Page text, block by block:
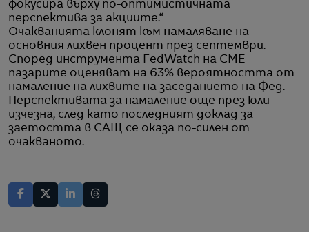
фокусира върху по-оптимистичната
перспектива за акциите.“
Очакванията клонят към намаляване на
основния лихвен процент през септември.
Според инструмента FedWatch на CME
пазарите оценяват на 63% вероятността от
намаление на лихвите на заседанието на Фед.
Перспективата за намаление още през юли
изчезна, след като последният доклад за
заетостта в САЩ се оказа по-силен от
очакваното.